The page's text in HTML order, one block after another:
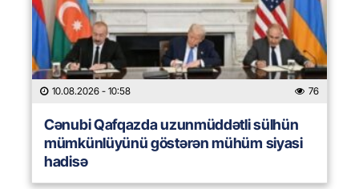
10.08.2026 - 10:58 76
Cənubi Qafqazda uzunmüddətli sülhün
mümkünlüyünü göstərən mühüm siyasi
hadisə